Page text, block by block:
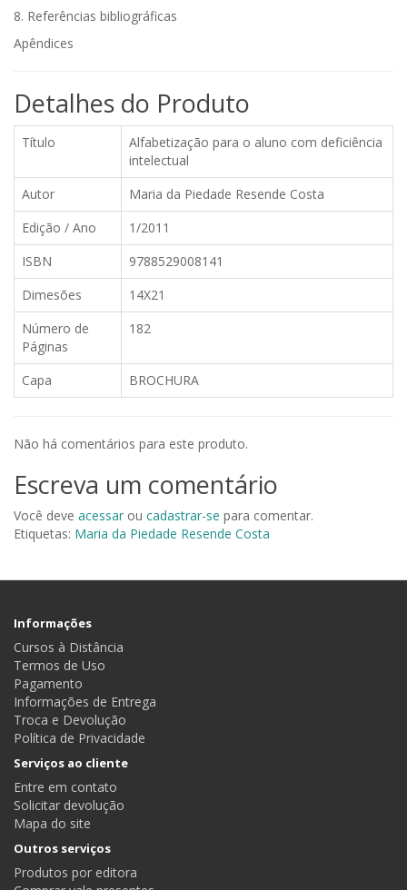
8. Referências bibliográficas
Apêndices
Detalhes do Produto
Título
Alfabetização para o aluno com deficiência
intelectual
Autor
Maria da Piedade Resende Costa
Edição / Ano
1/2011
ISBN
9788529008141
Dimesões
14X21
Número de
Páginas
182
Capa BROCHURA
Não há comentários para este produto.
Escreva um comentário
Você deve acessar ou cadastrar-se para comentar.
Etiquetas: Maria da Piedade Resende Costa
Informações
Cursos à Distância
Termos de Uso
Pagamento
Informações de Entrega
Troca e Devolução
Política de Privacidade
Serviços ao cliente
Entre em contato
Solicitar devolução
Mapa do site
Outros serviços
Produtos por editora